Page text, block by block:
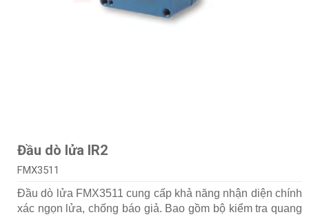
Đầu dò lửa IR2
FMX3511
Đầu dò lửa FMX3511 cung cấp khả năng nhận diện chính
xác ngọn lửa, chống báo giả. Bao gồm bộ kiểm tra quang